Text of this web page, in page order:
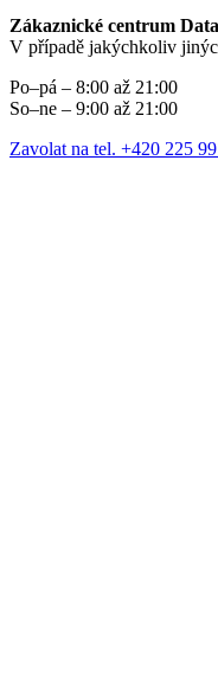
Zákaznické centrum
V případě jakýchkoliv
Po–pá – 8:00 až 21:00
So–ne – 9:00 až 21:00
Zavolat na tel. +420 225